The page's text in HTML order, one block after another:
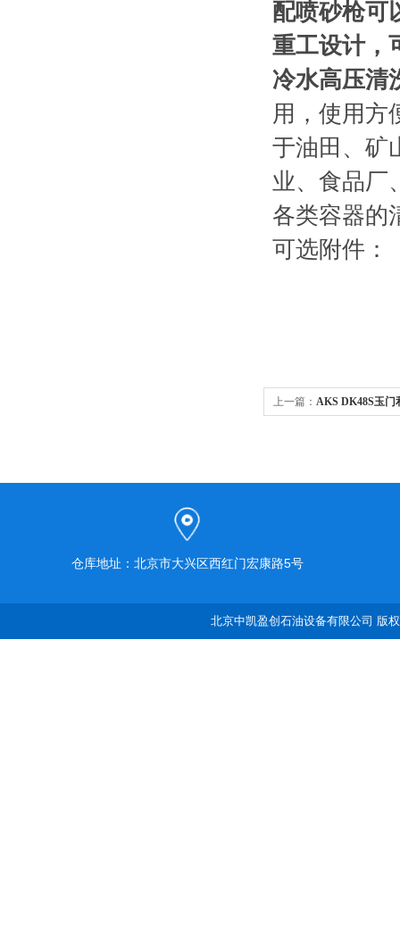
配喷砂枪可
重工设计，
冷水高压清
用，使用方
于油田、矿
业、食品厂
各类容器的
可选附件：
上一篇： AKS DK48S玉门
仓库地址：北京市大兴区西红门宏康路5号
北京中凯盈创石油设备有限公司 版